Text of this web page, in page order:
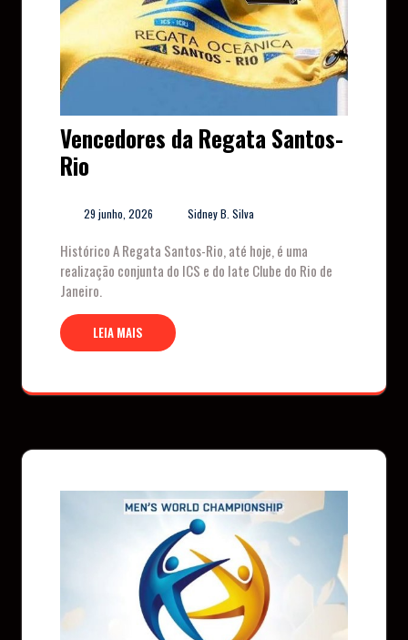
Vencedores da Regata Santos-
Rio
29 junho, 2026 Sidney B. Silva
Histórico A Regata Santos-Rio, até hoje, é uma
realização conjunta do ICS e do Iate Clube do Rio de
Janeiro.
LEIA MAIS